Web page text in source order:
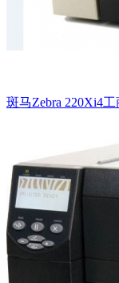
斑马Zebra 220Xi4